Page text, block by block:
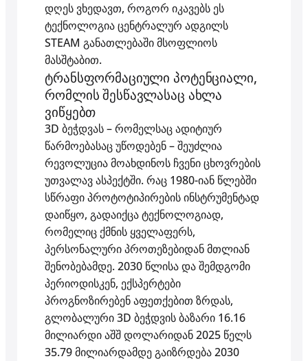
დღეს ვხედავთ, როგორ იკავებს ეს
ტექნოლოგია ცენტრალურ ადგილს
STEAM განათლებაში მსოფლიოს
მასშტაბით.
ტრანსფორმაციული პოტენციალი,
რომლის შესწავლასაც ახლა
ვიწყებთ
3D ბეჭდვას – რომელსაც ადიტიურ
წარმოებასაც უწოდებენ – შეუძლია
რევოლუცია მოახდინოს ჩვენი ცხოვრების
უთვალავ ასპექტში. რაც 1980-იან წლებში
სწრაფი პროტოტიპირების ინსტრუმენტად
დაიწყო, გადაიქცა ტექნოლოგიად,
რომელიც ქმნის ყველაფერს,
პერსონალური პროთეზებიდან მთლიან
შენობებამდე. 2030 წლისა და შემდგომი
პერიოდისკენ, ექსპერტები
პროგნოზირებენ აფეთქებით ზრდას,
გლობალური 3D ბეჭდვის ბაზარი 16.16
მილიარდი აშშ დოლარიდან 2025 წელს
35.79 მილიარდამდე გაიზრდება 2030